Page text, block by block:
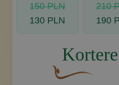
150 PLN
130 PLN
210
190